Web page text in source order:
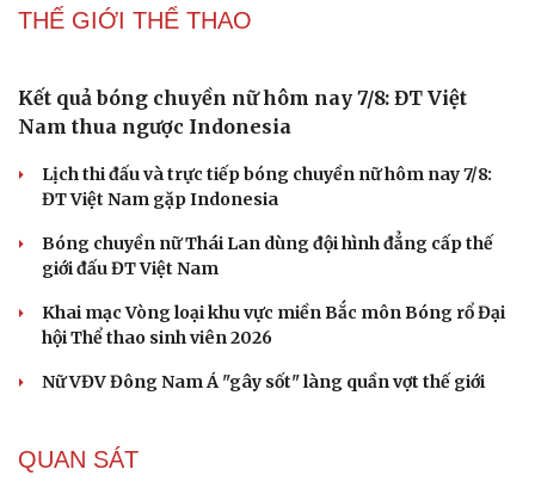
check-in
Thực hư Lưu Hiểu Khánh bị tình cũ kém 38 tuổi vượt
Vì sao Marvel cần Tom Holland hơn bao giờ hết?
Điều gì khiến BLACKPINK trở thành biểu tượng của K-
Vì sao Christopher Nolan xem rapper là hậu duệ của
THẾ GIỚI THỂ THAO
Kết quả bóng chuyền nữ hôm nay 7/8: ĐT Việt
Nam thua ngược Indonesia
ĐT Việt Nam gặp Indonesia